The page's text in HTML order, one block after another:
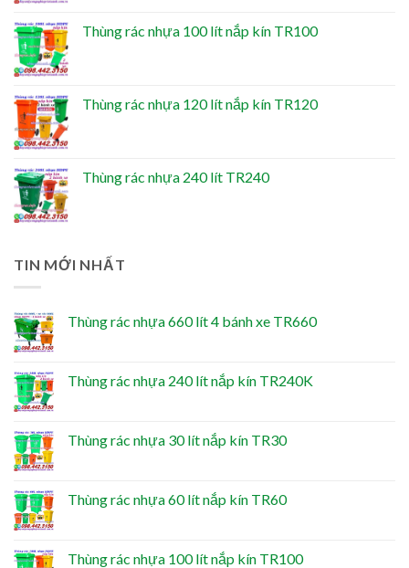
Thùng rác nhựa 100 lít nắp kín TR100
Thùng rác nhựa 120 lít nắp kín TR120
Thùng rác nhựa 240 lít TR240
TIN MỚI NHẤT
Thùng rác nhựa 660 lít 4 bánh xe TR660
Thùng rác nhựa 240 lít nắp kín TR240K
Thùng rác nhựa 30 lít nắp kín TR30
Thùng rác nhựa 60 lít nắp kín TR60
Thùng rác nhựa 100 lít nắp kín TR100